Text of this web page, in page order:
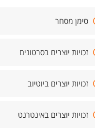
סימן מסחר
זכויות יוצרים בסרטונים
זכויות יוצרים ביוטיוב
זכויות יוצרים באינטרנט